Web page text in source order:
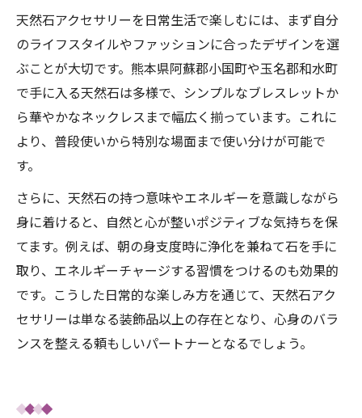
天然石アクセサリーを日常生活で楽しむには、まず自分
のライフスタイルやファッションに合ったデザインを選
ぶことが大切です。熊本県阿蘇郡小国町や玉名郡和水町
で手に入る天然石は多様で、シンプルなブレスレットか
ら華やかなネックレスまで幅広く揃っています。これに
より、普段使いから特別な場面まで使い分けが可能で
す。
さらに、天然石の持つ意味やエネルギーを意識しながら
身に着けると、自然と心が整いポジティブな気持ちを保
てます。例えば、朝の身支度時に浄化を兼ねて石を手に
取り、エネルギーチャージする習慣をつけるのも効果的
です。こうした日常的な楽しみ方を通じて、天然石アク
セサリーは単なる装飾品以上の存在となり、心身のバラ
ンスを整える頼もしいパートナーとなるでしょう。